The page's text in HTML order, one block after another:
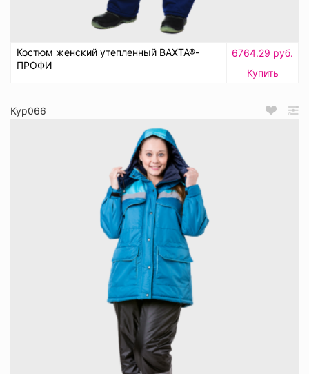
Костюм женский утепленный ВАХТА®-
ПРОФИ
6764.29 руб.
Купить
Кур066